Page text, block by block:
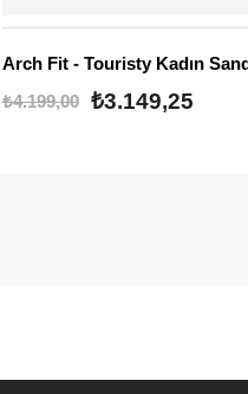
Arch Fit - Touristy Kadın
₺4.199,00
₺3.149,25